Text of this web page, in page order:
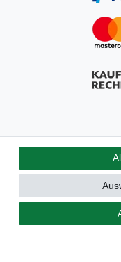
AGB Kontakt